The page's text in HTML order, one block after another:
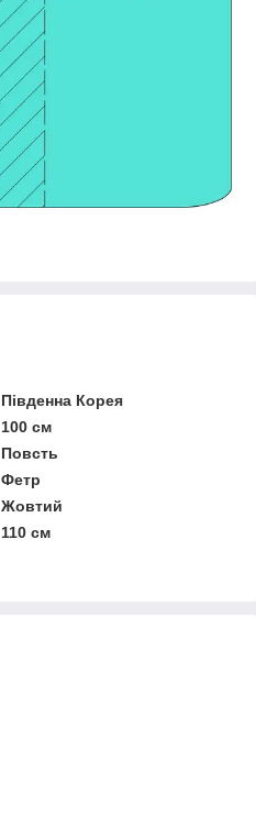
Південна Корея
100 см
Повсть
Фетр
Жовтий
110 см